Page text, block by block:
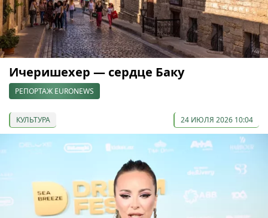
Ичеришехер — сердце Баку
РЕПОРТАЖ EURONEWS
КУЛЬТУРА 24 ИЮЛЯ 2026 10:04